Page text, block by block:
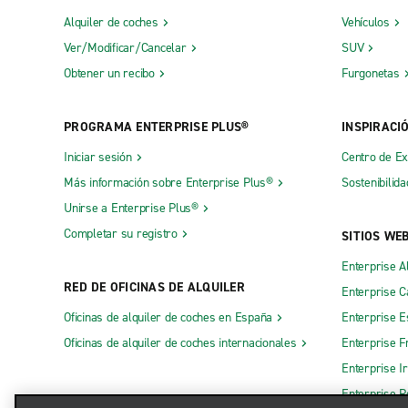
Alquiler de coches
Ver/Modificar/Cancelar
Obtener un recibo
PROGRAMA ENTERPRISE PLUS®
Iniciar sesión
Más información sobre Enterprise Plus®
Unirse a Enterprise Plus®
Completar su registro
RED DE OFICINAS DE ALQUILER
Oficinas de alquiler de coches en España
Oficinas de alquiler de coches internacionales
Vehículos
SUV
Furgonetas
Centro de
SITIOS
Enterprise
Enterprise
Enterprise
Enterprise
Enterprise
Enterprise